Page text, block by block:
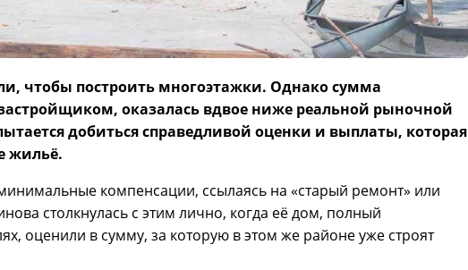
чтобы построить многоэтажки. Однако сумма
оказалась вдвое ниже реальной рыночной
добиться справедливой оценки и выплаты, которая
жильё.
компенсации, ссылаясь на «старый ремонт» или
столкнулась с этим лично, когда её дом, полный
оценили в сумму, за которую в этом же районе уже строят